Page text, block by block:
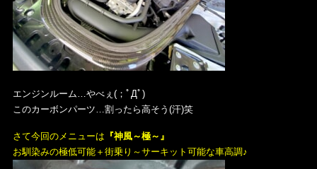
エンジンルーム…やべぇ(；ﾟДﾟ)
このカーボンパーツ…割ったら高そう(汗)笑
さて今回のメニューは 『神風～極～』
お馴染みの極低可能＋街乗り～サーキット可能な車高調♪